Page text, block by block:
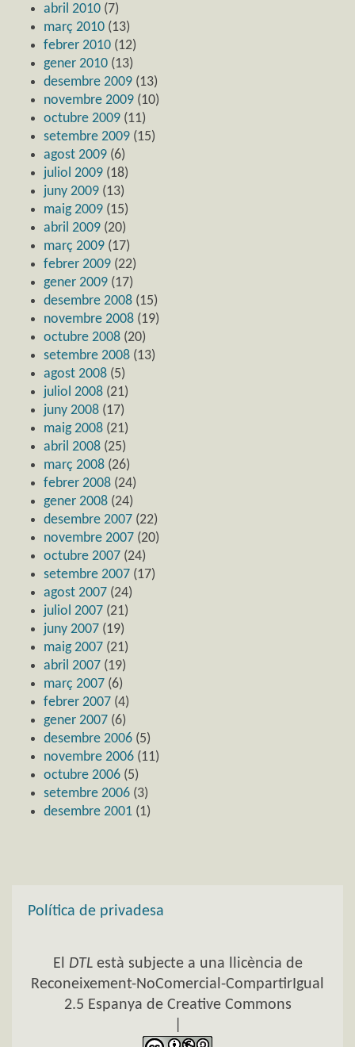
abril 2010 (7)
març 2010 (13)
febrer 2010 (12)
gener 2010 (13)
desembre 2009 (13)
novembre 2009 (10)
octubre 2009 (11)
setembre 2009 (15)
agost 2009 (6)
juliol 2009 (18)
juny 2009 (13)
maig 2009 (15)
abril 2009 (20)
març 2009 (17)
febrer 2009 (22)
gener 2009 (17)
desembre 2008 (15)
novembre 2008 (19)
octubre 2008 (20)
setembre 2008 (13)
agost 2008 (5)
juliol 2008 (21)
juny 2008 (17)
maig 2008 (21)
abril 2008 (25)
març 2008 (26)
febrer 2008 (24)
gener 2008 (24)
desembre 2007 (22)
novembre 2007 (20)
octubre 2007 (24)
setembre 2007 (17)
agost 2007 (24)
juliol 2007 (21)
juny 2007 (19)
maig 2007 (21)
abril 2007 (19)
març 2007 (6)
febrer 2007 (4)
gener 2007 (6)
desembre 2006 (5)
novembre 2006 (11)
octubre 2006 (5)
setembre 2006 (3)
desembre 2001 (1)
Política de privadesa
El DTLestà subjecte a una llicència de
Reconeixement-NoComercial-CompartirIgual
2.5 Espanya de Creative Commons